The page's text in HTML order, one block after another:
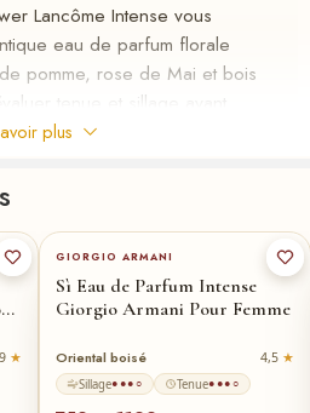
Lancôme Intense vous
eau de parfum florale
pomme, rose de Mai et bois
tenue et sillage avant
au Maroc avec livraison
à petit prix
le flacon
au Maroc
commande
plus
GIORGIO ARMANI
Sì Eau de Parfum Intense
Giorgio Armani Pour Femme
Oriental boisé 4,5
Sillage●●●○ Tenue●●●○